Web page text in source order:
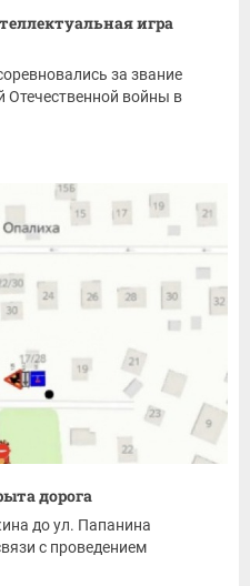
игра
за звание
Отечественной войны в
дорога
до ул. Папанина
с проведением